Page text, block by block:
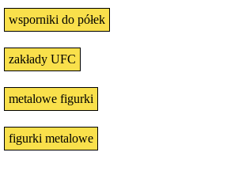
wsporniki do półek
zakłady UFC
metalowe figurki
figurki metalowe